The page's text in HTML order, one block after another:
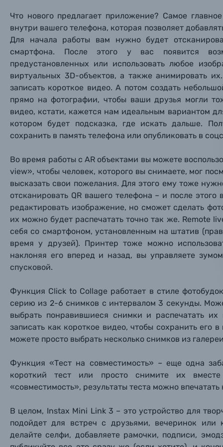
Мы
Имя
Тема
Ваш
Мы
Имя
Тема
Ваш
Видеокамеры
Объективы для фотоаппаратов
Вспышки для фотоаппаратов
Аксессуары для фото и видеокамер
Оптические приборы
Электроника
Материалы
Осветительное оборудование
Фоторамки
Книги о фотографии, альбомы известных
Солнцезащитные очки
Б/У фототехника (Комиссионные товары)
Заказ
Вами с
Нажимая
Что нового предлагает приложение? Самое
внутри вашего телефона, которая позволяет
Для начала работы вам нужно будет
смартфона. После этого у вас появится
предустановленных или использовать любое
виртуальных 3D-объектов, а также анимировать
записать короткое видео. А потом создать
прямо на фотографии, чтобы ваши друзья могли
видео, кстати, кажется нам идеальным вариантом
котором будет подсказка, где искать дальше.
сохранить в память телефона или опубликовать в
Во время работы с AR объектами вы можете
view», чтобы человек, которого вы снимаете, мог
высказать свои пожелания. Для этого ему тоже
отсканировать QR вашего телефона – и после
редактировать изображение, но сможет сделать
их можно будет распечатать точно так же. Remote
себя со смартфоном, установленным на штатив
время у друзей). Принтер тоже можно
наклоняя его вперед и назад, вы управляете
спусковой.
Функция Click to Collage работает в стиле
серию из 2-6 снимков с интервалом 3 секунды.
выбрать понравившиеся снимки и распечатать
записать как короткое видео, чтобы сохранить
можете просто выбрать несколько снимков из
Функция «Тест на совместимость» – еще одна
короткий тест или просто снимите их
«совместимость», результаты теста можно
В целом, Instax Mini Link 3 – это устройство для
подойдет для встреч с друзьями, вечеринок или
делайте селфи, добавляете рамочки, подписи,
Мы
Имя
Тема
Ваш